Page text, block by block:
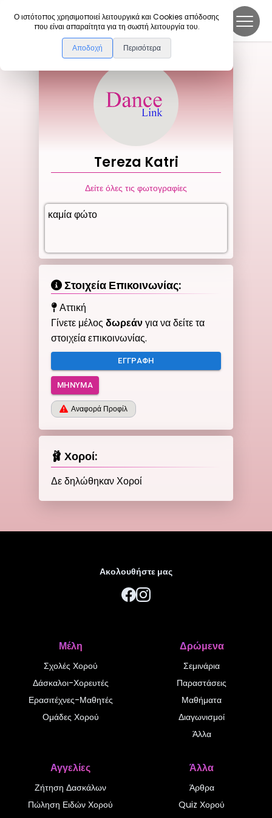
Ο ιστότοπος χρησιμοποιεί λειτουργικά και Cookies απόδοσης
που είναι απαραίτητα για τη σωστή λειτουργία του.
Αποδοχή Περισότερα
DanceLink
Tereza Katri
Δείτε όλες τις φωτογραφίες
καμία φώτο
Στοιχεία Επικοινωνίας:
Αττική
Γίνετε μέλοςδωρεάνγια να δείτε τα
στοιχεία επικοινωνίας.
ΕΓΓΡΑΦΉ
ΜΉΝΥΜΑ
Αναφορά Προφίλ
🩰 Χοροί:
Δε δηλώθηκαν Χοροί
Ακολουθήστε μας
Μέλη
Σχολές Χορού
Δάσκαλοι-Χορευτές
Ερασιτέχνες-Μαθητές
Ομάδες Χορού
Δρώμενα
Σεμινάρια
Παραστάσεις
Μαθήματα
Διαγωνισμοί
Άλλα
Αγγελίες
Ζήτηση Δασκάλων
Πώληση Ειδών Χορού
Άλλα
Άρθρα
Quiz Χορού